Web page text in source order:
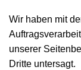
Wir haben mit
unserer
Dritte untersagt.